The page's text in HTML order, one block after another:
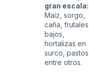
gran escala:
Maíz, sorgo,
caña, frutales
bajos,
hortalizas en
surco, pastos,
entre otros.